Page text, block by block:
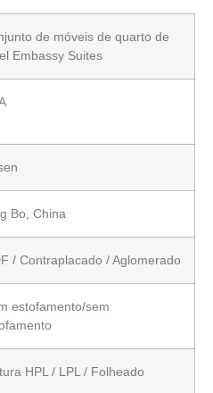
de móveis de quarto de
Embassy Suites
Bo, China
/ Contraplacado / Aglomerado
estofamento/sem
HPL / LPL / Folheado